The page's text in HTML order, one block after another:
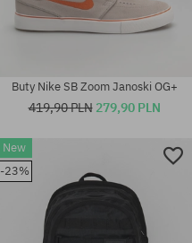
Dostępne rozmiary:
M; L; XL
Buty Nike SB Zoom Janoski OG+
419,90 PLN 279,90 PLN
New
-23%